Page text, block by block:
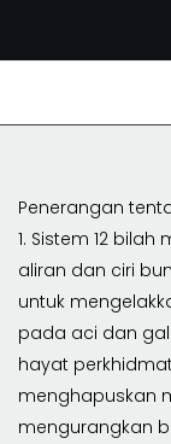
Penerangan
1. Sistem 12
aliran dan ciri
untuk
pada aci dan
hayat
menghapuskan
mengurangkan